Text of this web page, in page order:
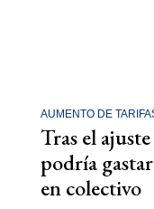
AUMENTO DE
Tras el
podría
en colectivo